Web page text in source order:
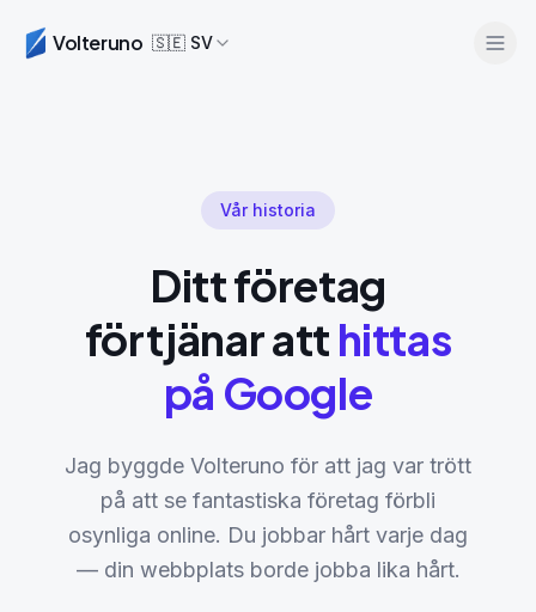
Volteruno 🇸🇪 SV
Logga in
Vår historia
Ditt företag
förtjänar att hittas
på Google
Jag byggde Volteruno för att jag var trött
på att se fantastiska företag förbli
osynliga online. Du jobbar hårt varje dag
— din webbplats borde jobba lika hårt.